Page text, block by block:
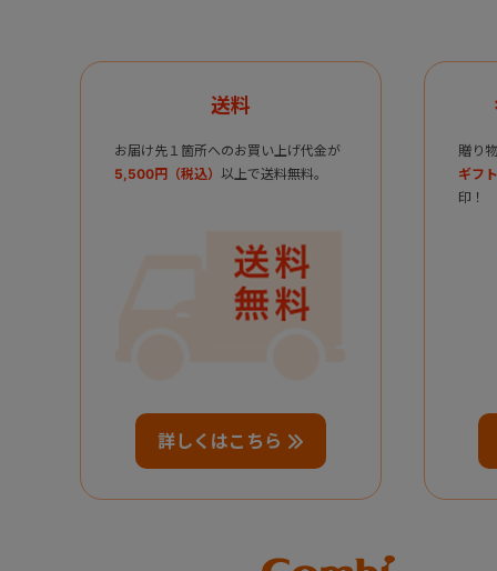
送料
お届け先１箇所へのお買い上げ代金が
5,500円（税込） 以上で送料無料。
詳しくはこちら
贈り
ギフ
印！
Combi